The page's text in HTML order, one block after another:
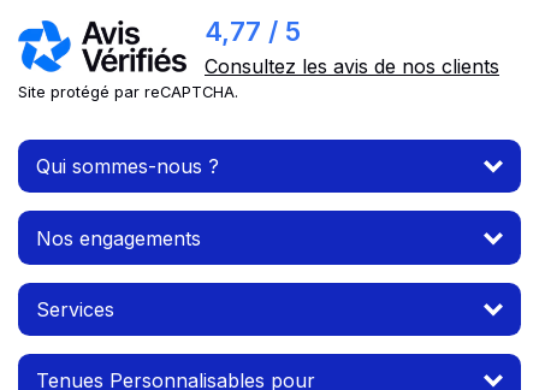
4,77 / 5
Consultez les avis de nos clients
Site protégé par reCAPTCHA.
Qui sommes-nous ?
Nos engagements
Services
Tenues Personnalisables pour